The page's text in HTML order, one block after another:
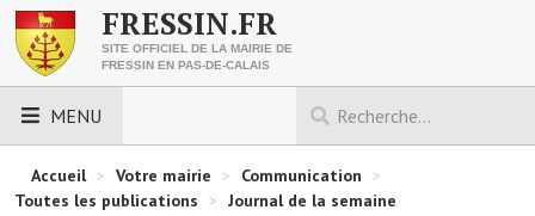
FRESSIN.FR
SITE OFFICIEL DE LA MAIRIE DE
FRESSIN EN PAS-DE-CALAIS
MENU
LES ESSENTIELS
Accueil > Votre mairie > Communication >
Toutes les publications > Journal de la semaine